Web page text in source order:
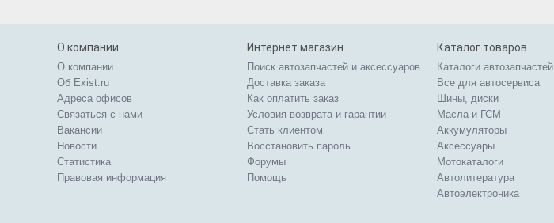
О компании
О компании
Об Exist.ru
Адреса офисов
Связаться с нами
Вакансии
Новости
Статистика
Правовая информация
Интернет магазин
Поиск автозапчастей и аксессуаров
Доставка заказа
Как оплатить заказ
Условия возврата и гарантии
Стать клиентом
Восстановить пароль
Форумы
Помощь
Каталог товаров
Каталоги автозапчастей
Все для автосервиса
Шины, диски
Масла и ГСМ
Аккумуляторы
Аксессуары
Мотокаталоги
Автолитература
Автоэлектроника